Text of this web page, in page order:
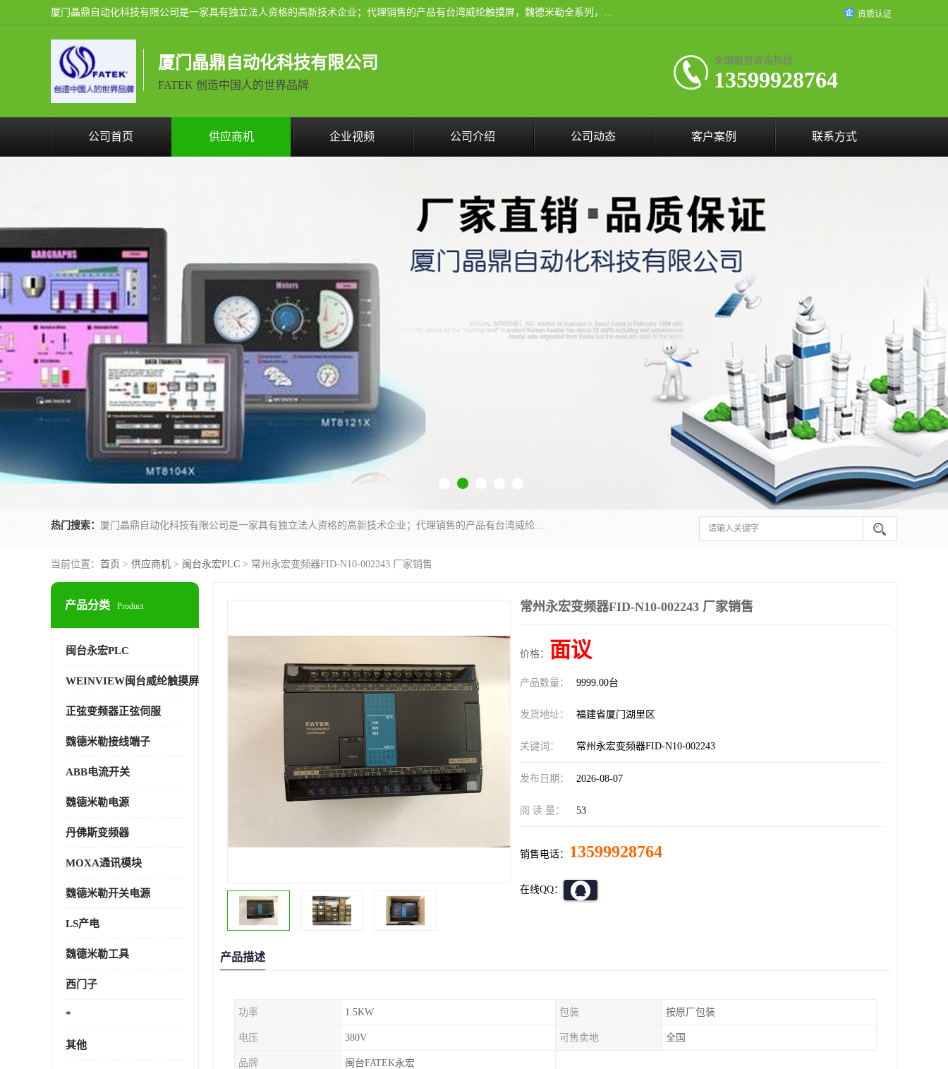
厦门晶鼎自动化科技有限公司是一家具有独立法人资格的高新技术企业；代理销售的产品有台湾威纶触摸屏，魏德米勒全系列，永宏触摸屏,威纶触摸屏,台湾威纶weinview触摸屏,台湾永宏PLC，FATEK,永宏伺服,图儿克总线，施耐德，欧姆龙，西门子，富士变频，K&N蓝系列， BUSSMANN，松下变频器，丹佛斯变频器等。 资质认证
厦门晶鼎自动化科技有限公司
FATEK 创造中国人的世界品牌
全国服务咨询热线:
13599928764
公司首页 供应商机 企业视频 公司介绍 公司动态 客户案例 联系方式
热门搜索： 厦门晶鼎自动化科技有限公司是一家具有独立法人资格的高新技术企业；代理销售的产品有台湾威纶触摸屏，魏德米勒全系列，永宏触摸屏,威纶触摸屏,台湾威纶weinview触摸屏,台湾永宏PLC，FATEK,永宏伺服,图儿克总线，施耐德，欧姆龙，西门子，富士变频，K&N蓝系列， BUSSMANN，松下变频器，丹佛斯变频器等。
当前位置： 首页 > 供应商机 > 闽台永宏PLC > 常州永宏变频器FID-N10-002243 厂家销售
产品分类 Product
闽台永宏PLC
WEINVIEW闽台威纶触摸屏
正弦变频器正弦伺服
魏德米勒接线端子
ABB电流开关
魏德米勒电源
丹佛斯变频器
MOXA通讯模块
魏德米勒开关电源
LS产电
魏德米勒工具
西门子
*
其他
常州永宏变频器FID-N10-002243 厂家销售
价格： 面议
产品数量： 9999.00台
发货地址： 福建省厦门湖里区
关键词： 常州永宏变频器FID-N10-002243
发布日期： 2026-08-07
阅 读 量： 53
销售电话： 13599928764
在线QQ：
产品描述
功率 1.5KW 包装 按原厂包装
电压 380V 可售卖地 全国
品牌 闽台FATEK永宏